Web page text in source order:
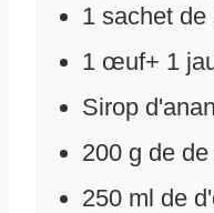
1 sachet de
1 œuf+ 1
Sirop
200 g de
250 ml de